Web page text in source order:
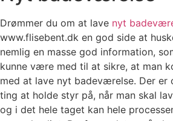
Drømmer du om at lave nyt
www.flisebent.dk en god side at
nemlig en masse god information,
kunne være med til at sikre, at man
med at lave nyt badeværelse. Der er
ting at holde styr på, når man skal
og i det hele taget kan hele